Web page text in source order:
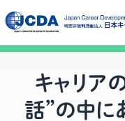
キャリア
話”の中に